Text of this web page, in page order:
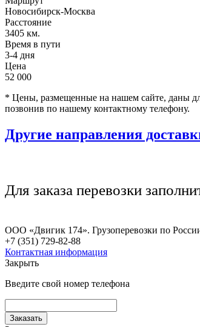
Новосибирск-Москва
Расстояние
3405 км.
Время в пути
3-4 дня
Цена
52 000
* Цены, размещенные на нашем сайте, даны
позвонив по нашему контактному телефону.
Другие направления
Для заказа перевозки
ООО «Двигик 174». Грузоперевозки по
+7 (351) 729-82-88
Контактная информация
Закрыть
Введите свой номер телефона
Заказать